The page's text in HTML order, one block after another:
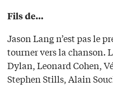
Fils de…
Jason Lang n’est pas le
tourner vers la chanson.
Dylan, Leonard Cohen,
Stephen Stills, Alain